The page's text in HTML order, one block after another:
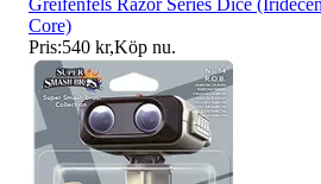
Core)
Pris:540 kr,Köp nu.